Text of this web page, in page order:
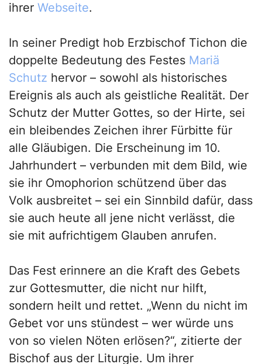
ihrer Webseite.
In seiner Predigt hob Erzbischof Tichon die
doppelte Bedeutung des Festes Mariä
Schutz hervor – sowohl als historisches
Ereignis als auch als geistliche Realität. Der
Schutz der Mutter Gottes, so der Hirte, sei
ein bleibendes Zeichen ihrer Fürbitte für
alle Gläubigen. Die Erscheinung im 10.
Jahrhundert – verbunden mit dem Bild, wie
sie ihr Omophorion schützend über das
Volk ausbreitet – sei ein Sinnbild dafür, dass
sie auch heute all jene nicht verlässt, die
sie mit aufrichtigem Glauben anrufen.
Das Fest erinnere an die Kraft des Gebets
zur Gottesmutter, die nicht nur hilft,
sondern heilt und rettet. „Wenn du nicht im
Gebet vor uns stündest – wer würde uns
von so vielen Nöten erlösen?“, zitierte der
Bischof aus der Liturgie. Um ihrer